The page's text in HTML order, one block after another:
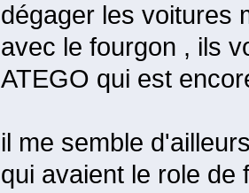
dégager les voitures
avec le fourgon , ils
ATEGO qui est
il me semble
qui avaient le role de